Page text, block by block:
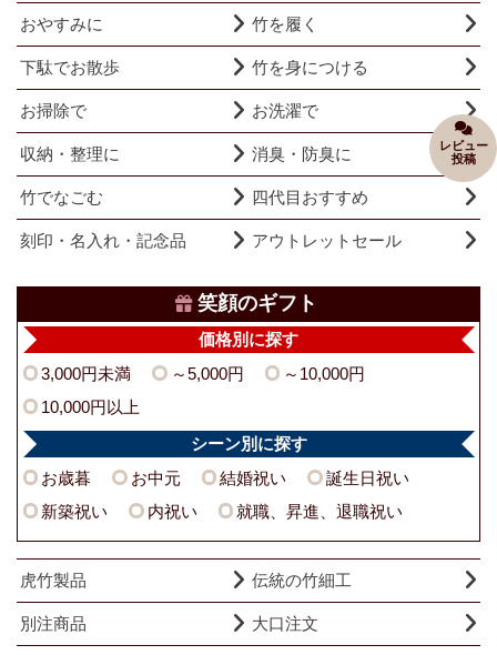
レビュー
投稿
おやすみに 竹を履く
下駄でお散歩 竹を身につける
お掃除で お洗濯で
収納・整理に 消臭・防臭に
竹でなごむ 四代目おすすめ
刻印・名入れ・記念品 アウトレットセール
笑顔のギフト
価格別に探す
3,000円未満 ～5,000円
～10,000円
10,000円以上
シーン別に探す
お歳暮 お中元 結婚祝い
誕生日祝い
新築祝い
内祝い 就職、昇進、退職祝い
虎竹製品 伝統の竹細工
別注商品 大口注文